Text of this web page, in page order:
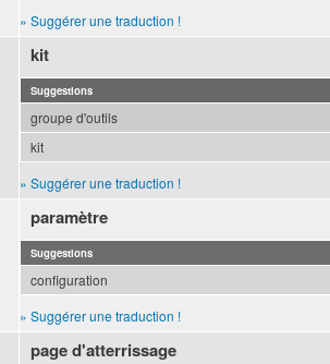
» Suggérer une traduction !
kit
Suggestions
groupe d'outils
kit
» Suggérer une traduction !
paramètre
Suggestions
configuration
» Suggérer une traduction !
page d'atterrissage